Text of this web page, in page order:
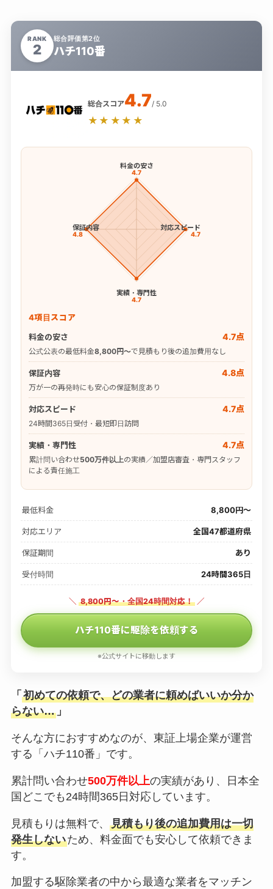
RANK
2
総合評価第2位
ハチ110番
総合スコア4.7/ 5.0
★★★★★
料金の安さ
4.7
対応スピード
4.7
実績・専門性
4.7
保証内容
4.8
4項目スコア
料金の安さ
4.7点
公式公表の最低料金8,800円〜で見積もり後の追加費用なし
保証内容 4.8点
万が一の再発時にも安心の保証制度あり
対応スピード 4.7点
24時間365日受付・最短即日訪問
実績・専門性 4.7点
累計問い合わせ500万件以上の実績／加盟店審査・専門スタッフ
による責任施工
最低料金 8,800円〜
対応エリア 全国47都道府県
保証期間 あり
受付時間 24時間365日
＼ 8,800円〜・全国24時間対応！ ／
ハチ110番に駆除を依頼する
※公式サイトに移動します
「 初めての依頼で、どの業者に頼めばいいか分か
らない…」
そんな方におすすめなのが、東証上場企業が運営
する「ハチ110番」です。
累計問い合わせ500万件以上の実績があり、日本全
国どこでも24時間365日対応しています。
見積もりは無料で、 見積もり後の追加費用は一切
発生しないため、料金面でも安心して依頼できま
す。
加盟する駆除業者の中から最適な業者をマッチン